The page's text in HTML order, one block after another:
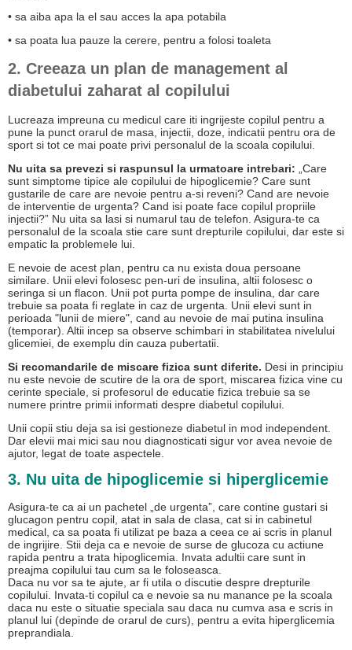
• sa aiba apa la el sau acces la apa potabila
• sa poata lua pauze la cerere, pentru a folosi toaleta
2. Creeaza un plan de management al
diabetului zaharat al copilului
Lucreaza impreuna cu medicul care iti ingrijeste copilul pentru a
pune la punct orarul de masa, injectii, doze, indicatii pentru ora de
sport si tot ce mai poate privi personalul de la scoala copilului.
Nu uita sa prevezi si raspunsul la urmatoare intrebari: „Care
sunt simptome tipice ale copilului de hipoglicemie? Care sunt
gustarile de care are nevoie pentru a-si reveni? Cand are nevoie
de interventie de urgenta? Cand isi poate face copilul propriile
injectii?” Nu uita sa lasi si numarul tau de telefon. Asigura-te ca
personalul de la scoala stie care sunt drepturile copilului, dar este si
empatic la problemele lui.
E nevoie de acest plan, pentru ca nu exista doua persoane
similare. Unii elevi folosesc pen-uri de insulina, altii folosesc o
seringa si un flacon. Unii pot purta pompe de insulina, dar care
trebuie sa poata fi reglate in caz de urgenta. Unii elevi sunt in
perioada "lunii de miere", cand au nevoie de mai putina insulina
(temporar). Altii incep sa observe schimbari in stabilitatea nivelului
glicemiei, de exemplu din cauza pubertatii.
Si recomandarile de miscare fizica sunt diferite. Desi in principiu
nu este nevoie de scutire de la ora de sport, miscarea fizica vine cu
cerinte speciale, si profesorul de educatie fizica trebuie sa se
numere printre primii informati despre diabetul copilului.
Unii copii stiu deja sa isi gestioneze diabetul in mod independent.
Dar elevii mai mici sau nou diagnosticati sigur vor avea nevoie de
ajutor, legat de toate aspectele.
3. Nu uita de hipoglicemie si hiperglicemie
Asigura-te ca ai un pachetel „de urgenta”, care contine gustari si
glucagon pentru copil, atat in sala de clasa, cat si in cabinetul
medical, ca sa poata fi utilizat pe baza a ceea ce ai scris in planul
de ingrijire. Stii deja ca e nevoie de surse de glucoza cu actiune
rapida pentru a trata hipoglicemia. Invata adultii care sunt in
preajma copilului tau cum sa le foloseasca.
Daca nu vor sa te ajute, ar fi utila o discutie despre drepturile
copilului. Invata-ti copilul ca e nevoie sa nu manance pe la scoala
daca nu este o situatie speciala sau daca nu cumva asa e scris in
planul lui (depinde de orarul de curs), pentru a evita hiperglicemia
preprandiala.